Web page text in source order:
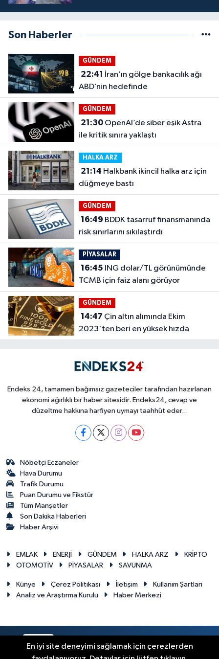
Son Haberler
GÜNDEM
22:41
ABD’nin hedefinde
GÜNDEM
21:30OpenAI’de siber eşik Astra
ile kritik sınıra yaklaştı
HALKA ARZ
21:14
düğmeye bastı
GÜNDEM
16:49
risk sınırlarını sıkılaştırdı
PİYASALAR
16:45
TCMB için faiz alanı görüyor
GÜNDEM
14:47
2023'ten beri en yüksek hızda
Endeks 24, tamamen bağımsız gazeteciler tarafından hazırlanan
ekonomi ağırlıklı bir haber sitesidir. Endeks24, cevap ve
düzeltme hakkına harfiyen uymayı taahhüt eder...
Nöbetçi Eczaneler
Hava Durumu
Trafik Durumu
Puan Durumu ve Fikstür
Tüm Manşetler
Son Dakika Haberleri
Haber Arşivi
EMLAK ENERJİ GÜNDEM HALKA ARZ
KRİPTO
OTOMOTİV
PİYASALAR SAVUNMA
Künye Çerez Politikası İletişim
Kullanım Şartları
Analiz ve Araştırma Kurulu
Haber Merkezi
En iyi site deneyimi sağlamak için çerezlerden